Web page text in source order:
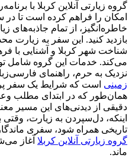
گروه زیارتی آنلاین کربلا با
امکان را فراهم کرده است تا
خاطره‌انگیز، از تمام جاذبه‌های
بازدید کنید. این سفر به
شناخت شهر کربلا و آشنایی با
می‌کند. خدمات این گروه شامل
نزدیک به حرم، راهنمای
زمینی است که شرایط یک سفر
همان‌طور که در ابتدای مطلب
دقیقی از دیدنی‌های این مسیر
اینکه، دل‌سپردن به زیارت،
تاریخی همراه شود، سفری
گروه زیارتی آنلاین کربلا آغاز
ماند.